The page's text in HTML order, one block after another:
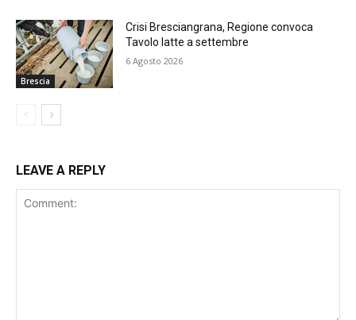
Brescia
Crisi Bresciangrana, Regione convoca
Tavolo latte a settembre
6 Agosto 2026
LEAVE A REPLY